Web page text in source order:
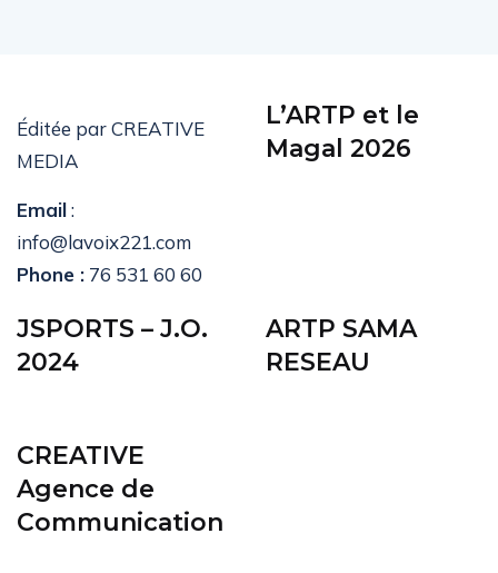
Éditée par CREATIVE
MEDIA
Email:
info@lavoix221.com
Phone : 76 531 60 60
L’ARTP et le
Magal 2026
JSPORTS – J.O.
2024
ARTP SAMA
RESEAU
CREATIVE
Agence de
Communication